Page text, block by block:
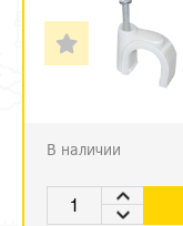
В наличии